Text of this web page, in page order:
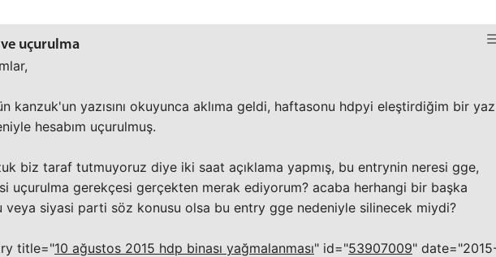
uçurulma
kanzuk'un yazısını okuyunca aklıma geldi, haftasonu hdpyi eleştirdiğim bir
hesabım uçurulmuş.
biz taraf tutmuyoruz diye iki saat açıklama yapmış, bu entrynin neresi gge,
uçurulma gerekçesi gerçekten merak ediyorum? acaba herhangi bir başka
veya siyasi parti söz konusu olsa bu entry gge nedeniyle silinecek miydi?
title="10 ağustos 2015 hdp binası yağmalanması" id="53907009"